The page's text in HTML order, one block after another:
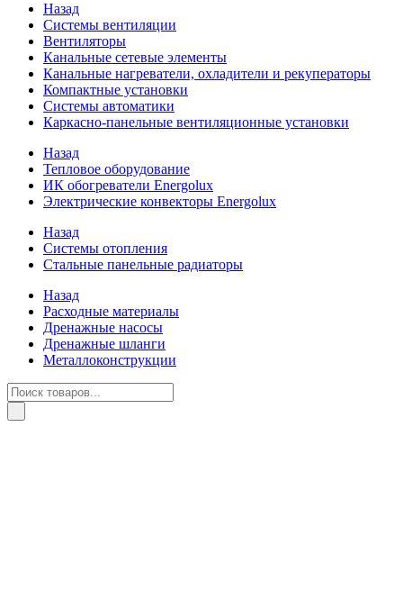
Назад
Системы вентиляции
Вентиляторы
Канальные сетевые элементы
Канальные нагреватели, охладители и рекуператоры
Компактные установки
Системы автоматики
Каркасно-панельные вентиляционные установки
Назад
Тепловое оборудование
ИК обогреватели Energolux
Электрические конвекторы Energolux
Назад
Системы отопления
Стальные панельные радиаторы
Назад
Расходные материалы
Дренажные насосы
Дренажные шланги
Металлоконструкции